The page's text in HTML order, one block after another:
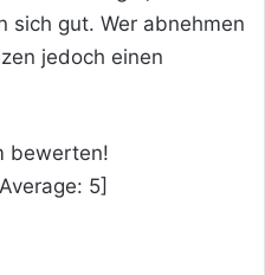
sich gut. Wer abnehmen
jedoch einen
bewerten!
Average: 5]